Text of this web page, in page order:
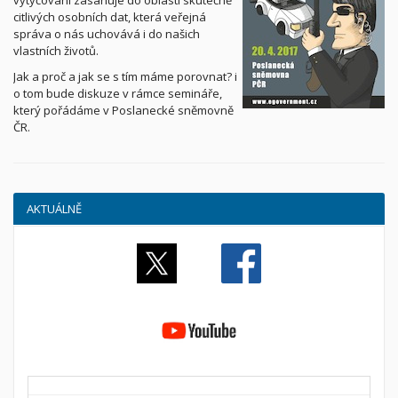
citlivých osobních dat, která veřejná
správa o nás uchovává i do našich
vlastních životů.
Jak a proč a jak se s tím máme porovnat? i
o tom bude diskuze v rámce semináře,
který pořádáme v Poslanecké sněmovně
ČR.
AKTUÁLNĚ